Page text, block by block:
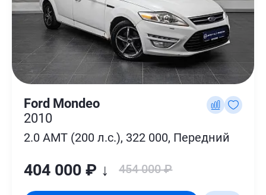
Ford Mondeo
2010
2.0 AMT (200 л.с.), 322 000, Передний
404 000 ₽ ↓ 454 000 ₽